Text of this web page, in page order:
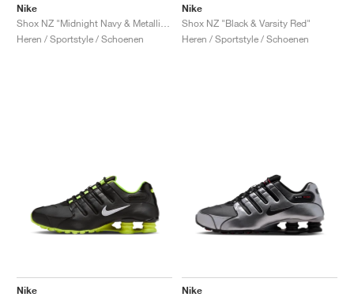
Nike
Heren / Sportstyle / Schoenen
Nike
Shox NZ "Black & Varsity Red"
Heren / Sportstyle / Schoenen
Nike
Nike